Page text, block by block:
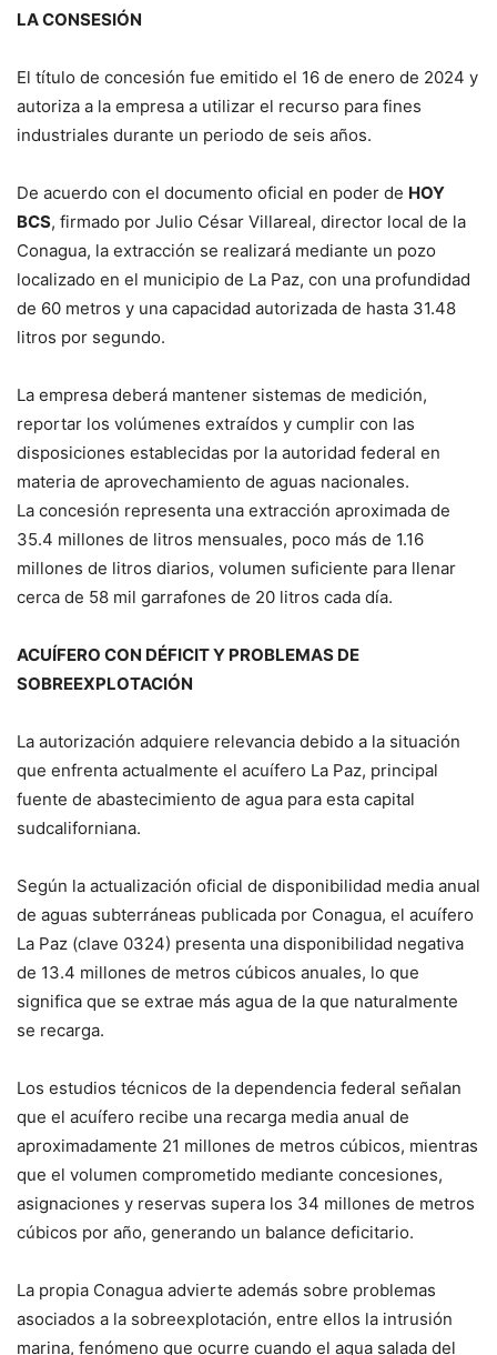
LA CONSESIÓN
El título de concesión fue emitido el 16 de enero de 2024 y
autoriza a la empresa a utilizar el recurso para fines
industriales durante un periodo de seis años.
De acuerdo con el documento oficial en poder de HOY
BCS, firmado por Julio César Villareal, director local de la
Conagua, la extracción se realizará mediante un pozo
localizado en el municipio de La Paz, con una profundidad
de 60 metros y una capacidad autorizada de hasta 31.48
litros por segundo.
La empresa deberá mantener sistemas de medición,
reportar los volúmenes extraídos y cumplir con las
disposiciones establecidas por la autoridad federal en
materia de aprovechamiento de aguas nacionales.
La concesión representa una extracción aproximada de
35.4 millones de litros mensuales, poco más de 1.16
millones de litros diarios, volumen suficiente para llenar
cerca de 58 mil garrafones de 20 litros cada día.
ACUÍFERO CON DÉFICIT Y PROBLEMAS DE
SOBREEXPLOTACIÓN
La autorización adquiere relevancia debido a la situación
que enfrenta actualmente el acuífero La Paz, principal
fuente de abastecimiento de agua para esta capital
sudcaliforniana.
Según la actualización oficial de disponibilidad media anual
de aguas subterráneas publicada por Conagua, el acuífero
La Paz (clave 0324) presenta una disponibilidad negativa
de 13.4 millones de metros cúbicos anuales, lo que
significa que se extrae más agua de la que naturalmente
se recarga.
Los estudios técnicos de la dependencia federal señalan
que el acuífero recibe una recarga media anual de
aproximadamente 21 millones de metros cúbicos, mientras
que el volumen comprometido mediante concesiones,
asignaciones y reservas supera los 34 millones de metros
cúbicos por año, generando un balance deficitario.
La propia Conagua advierte además sobre problemas
asociados a la sobreexplotación, entre ellos la intrusión
marina, fenómeno que ocurre cuando el agua salada del